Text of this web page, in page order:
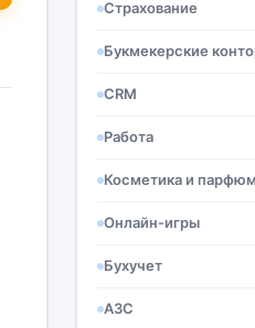
Страхование
Букмекерские
CRM
Работа
Косметика и
Онлайн-игры
Бухучет
АЗС